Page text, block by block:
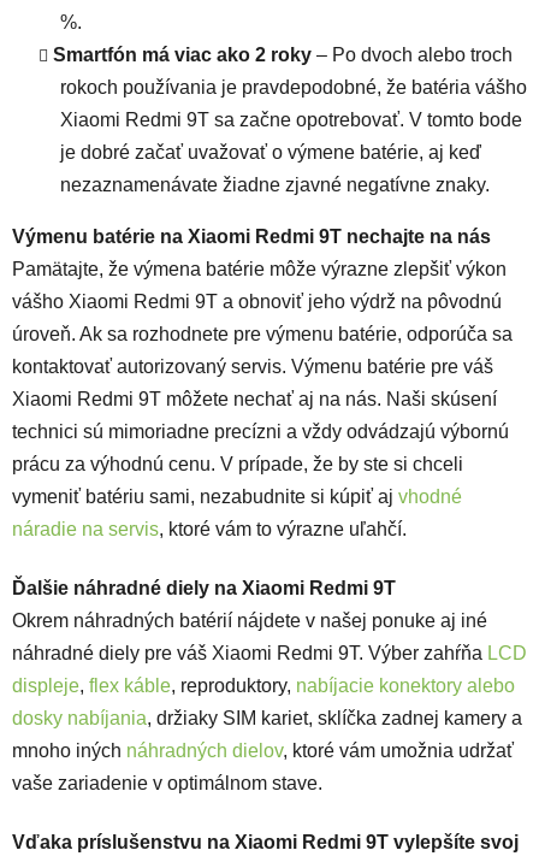
%.
Smartfón má viac ako 2 roky – Po dvoch alebo troch
rokoch používania je pravdepodobné, že batéria vášho
Xiaomi Redmi 9T sa začne opotrebovať. V tomto bode
je dobré začať uvažovať o výmene batérie, aj keď
nezaznamenávate žiadne zjavné negatívne znaky.
Výmenu batérie na Xiaomi Redmi 9T nechajte na nás
Pamätajte, že výmena batérie môže výrazne zlepšiť výkon
vášho Xiaomi Redmi 9T a obnoviť jeho výdrž na pôvodnú
úroveň. Ak sa rozhodnete pre výmenu batérie, odporúča sa
kontaktovať autorizovaný servis. Výmenu batérie pre váš
Xiaomi Redmi 9T môžete nechať aj na nás. Naši skúsení
technici sú mimoriadne precízni a vždy odvádzajú výbornú
prácu za výhodnú cenu. V prípade, že by ste si chceli
vymeniť batériu sami, nezabudnite si kúpiť aj vhodné
náradie na servis, ktoré vám to výrazne uľahčí.
Ďalšie náhradné diely na Xiaomi Redmi 9T
Okrem náhradných batérií nájdete v našej ponuke aj iné
náhradné diely pre váš Xiaomi Redmi 9T. Výber zahŕňa LCD
displeje, flex káble, reproduktory, nabíjacie konektory alebo
dosky nabíjania, držiaky SIM kariet, sklíčka zadnej kamery a
mnoho iných náhradných dielov, ktoré vám umožnia udržať
vaše zariadenie v optimálnom stave.
Vďaka príslušenstvu na Xiaomi Redmi 9T vylepšíte svoj